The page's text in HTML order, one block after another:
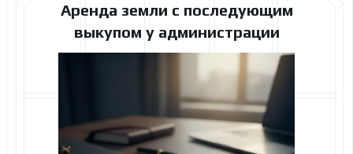
Аренда земли с последующим
выкупом у администрации